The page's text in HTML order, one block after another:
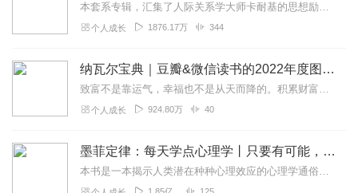
本套系专辑，汇集了人际关系学大师卡耐基的思想励志精华，收录《人性的弱点》《人性的优点》《语言的突破》《美好的人生》《快乐的人生》等所有经典！是卡耐基的经典合辑，...
个人成长 1876.17万 344
纳瓦尔宝典｜豆瓣&微信读书的2022年度图书|从白手起家到财务自由
致富不是靠运气，幸福也不是从天而降的。积累财富和幸福生活是我们可以学习的技能。这本书收集整理了硅谷投资人纳瓦尔在过去十年里通过推特、播客和采访等方式分享的人生智...
个人成长 924.80万 40
墨菲定律：每天学点心理学丨只要有可能，就一定会发生
本书是一本揭示人类潜在种种心理效应的心理学通俗读物，其中最有代表性的即“墨菲定律”。与此同时，从自我认知、经济管理等方面入手，作者引出了数十条对现代人工作和生活...